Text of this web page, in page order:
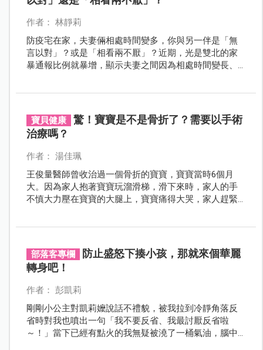
作者： 林靜莉
防疫宅在家，夫妻倆相處時間變多，你與另一伴是「無
言以對」？或是「相看兩不厭」？近期，光是雙北的家
暴通報比例就暴增，顯示夫妻之間因為相處時間變長、
寶貝健康
驚！寶寶是不是骨折了？需要以手術
治療嗎？
作者： 湯佳珮
王俊量醫師曾收治過一個骨折的寶寶，寶寶當時6個月
大。因為家人抱著寶寶玩溜滑梯，滑下來時，家人的手
不慎大力壓在寶寶的大腿上，寶寶痛得大哭，家人趕緊
部落客專欄
防止盛怒下揍小孩，那就來個華麗
轉身吧！
作者： 彭凱莉
剛剛小公主對凱莉嬤說話不禮貌，被我拉到冷靜角落反
省時對我也噴出一句「我不要反省、我最討厭反省啦
～！」當下已經有點火的我無疑被澆了一桶氣油，腦中